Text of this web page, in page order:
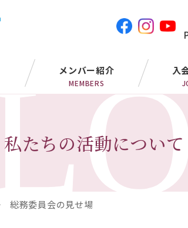
メンバー紹介
MEMBERS
入
私たちの活動について
総務委員会の見せ場